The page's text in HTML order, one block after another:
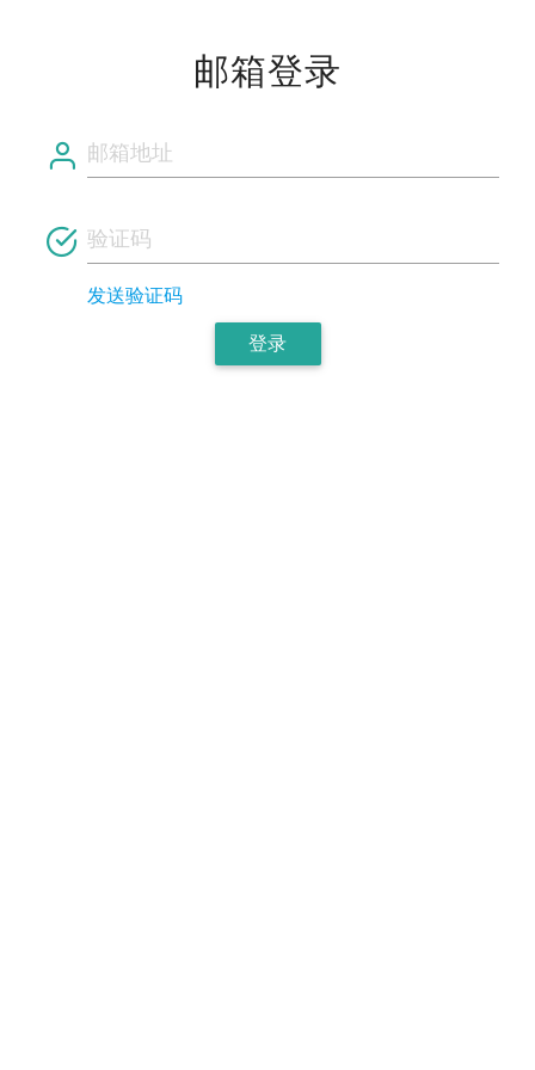
邮箱登录
发送验证码
登录